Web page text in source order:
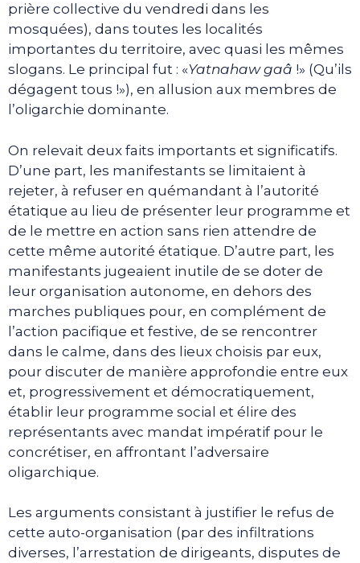
prière collective du vendredi dans les
mosquées), dans toutes les localités
importantes du territoire, avec quasi les mêmes
slogans. Le principal fut : «Yatnahaw gaâ !» (Qu’ils
dégagent tous !»), en allusion aux membres de
l’oligarchie dominante.
On relevait deux faits importants et significatifs.
D’une part, les manifestants se limitaient à
rejeter, à refuser en quémandant à l’autorité
étatique au lieu de présenter leur programme et
de le mettre en action sans rien attendre de
cette même autorité étatique. D’autre part, les
manifestants jugeaient inutile de se doter de
leur organisation autonome, en dehors des
marches publiques pour, en complément de
l’action pacifique et festive, de se rencontrer
dans le calme, dans des lieux choisis par eux,
pour discuter de manière approfondie entre eux
et, progressivement et démocratiquement,
établir leur programme social et élire des
représentants avec mandat impératif pour le
concrétiser, en affrontant l’adversaire
oligarchique.
Les arguments consistant à justifier le refus de
cette auto-organisation (par des infiltrations
diverses, l’arrestation de dirigeants, disputes de